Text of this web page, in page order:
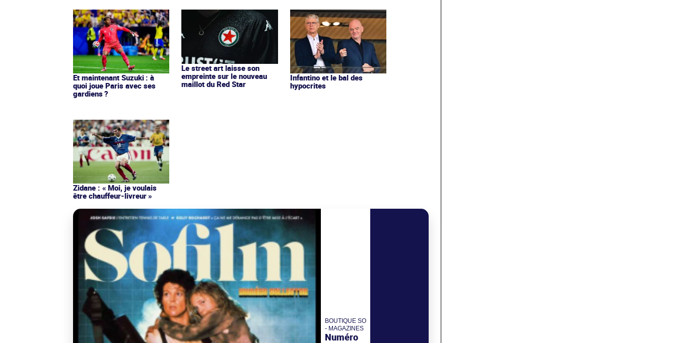
Et maintenant Suzuki : à
quoi joue Paris avec ses
gardiens ?
Le street art laisse son
empreinte sur le nouveau
maillot du Red Star
Infantino et le bal des
hypocrites
Zidane : « Moi, je voulais
être chauffeur-livreur »
BOUTIQUE SO
- MAGAZINES
Numéro